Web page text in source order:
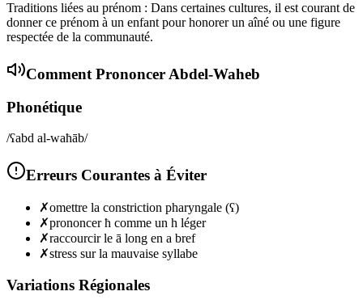
Traditions liées au prénom : Dans certaines cultures, il est courant de
donner ce prénom à un enfant pour honorer un aîné ou une figure
respectée de la communauté.
Comment Prononcer Abdel-Waheb
Phonétique
/ʕabd al-waħāb/
Erreurs Courantes à Éviter
✗omettre la constriction pharyngale (ʕ)
✗prononcer ħ comme un h léger
✗raccourcir le ā long en a bref
✗stress sur la mauvaise syllabe
Variations Régionales